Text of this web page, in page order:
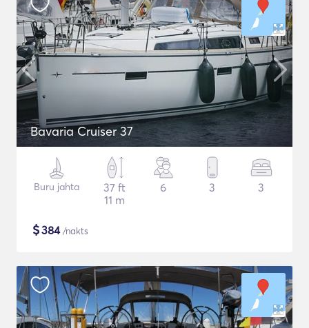
Bavaria Cruiser 37
Buru jahta
37 ft
11 m
6 3 3
$384/nakts